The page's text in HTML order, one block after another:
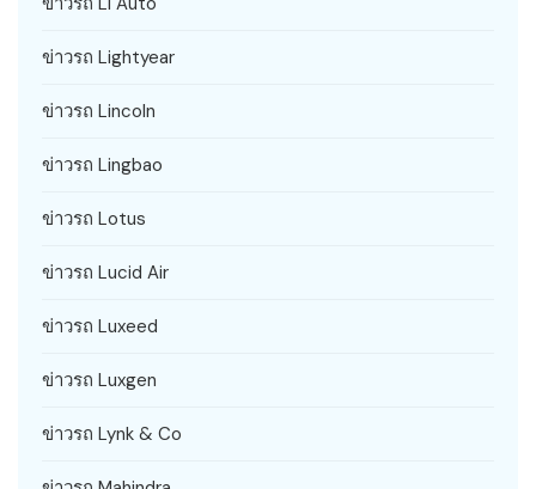
ข่าวรถ Lightyear
ข่าวรถ Lincoln
ข่าวรถ Lingbao
ข่าวรถ Lotus
ข่าวรถ Lucid Air
ข่าวรถ Luxeed
ข่าวรถ Luxgen
ข่าวรถ Lynk & Co